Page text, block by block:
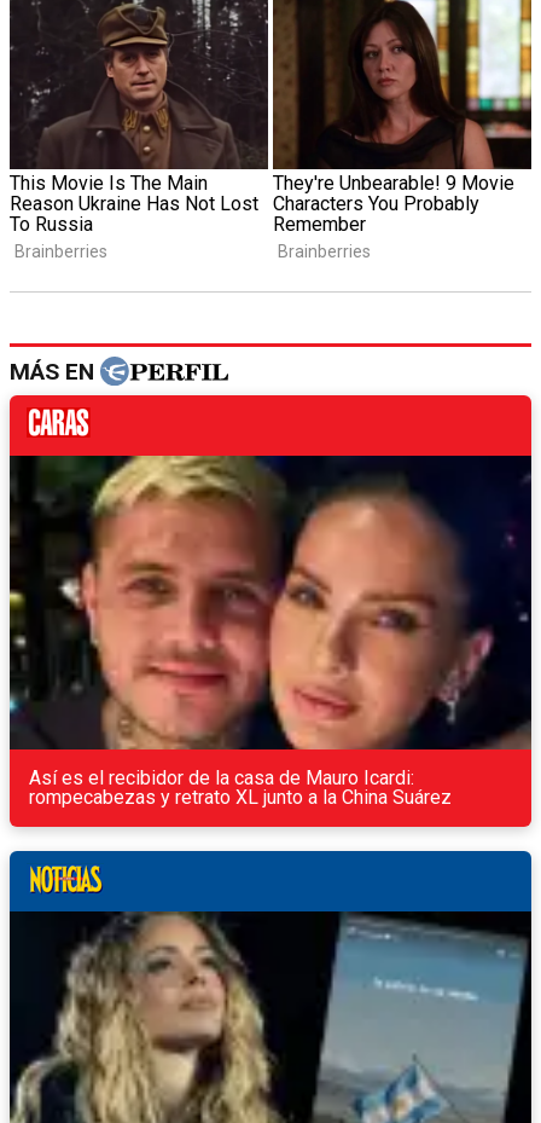
MÁS EN
Así es el recibidor de la casa de Mauro Icardi:
rompecabezas y retrato XL junto a la China Suárez